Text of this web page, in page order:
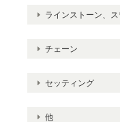
ラインストーン、
チェーン
セッティング
他